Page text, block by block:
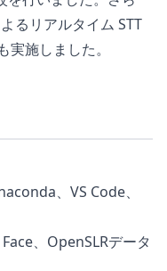
るリアルタイム STT
施しました。
、VS Code、
、OpenSLRデータ